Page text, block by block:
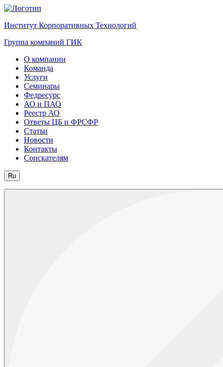
Институт Корпоративных Технологий
Группа компаний ГИК
О компании
Команда
Услуги
Семинары
Федресурс
АО и ПАО
Реестр АО
Ответы ЦБ и ФРСФР
Статьи
Новости
Контакты
Соискателям
Ru